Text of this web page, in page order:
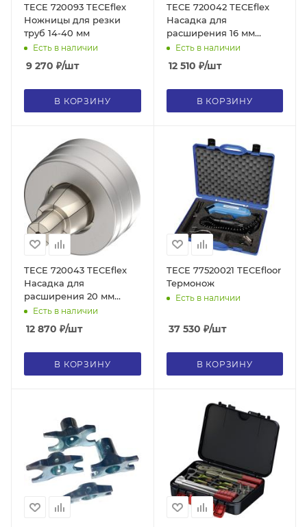
TECE 720093 TECEflex
Ножницы для резки
труб 14-40 мм
Есть в наличии
9 270 ₽/шт
В КОРЗИНУ
TECE 720042 TECEflex
Насадка для
расширения 16 мм
(Запасные части для
арт. 20056)
Есть в наличии
12 510 ₽/шт
В КОРЗИНУ
TECE 720043 TECEflex
Насадка для
расширения 20 мм
(Запасные части для
арт. 20056)
Есть в наличии
12 870 ₽/шт
В КОРЗИНУ
TECE 77520021 TECEfloor
Термонож
Есть в наличии
37 530 ₽/шт
В КОРЗИНУ